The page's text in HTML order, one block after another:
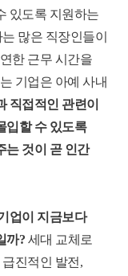
있도록 지원하는
많은 직장인들이
한 근무 시간을
기업은 아예 사내
직접적인 관련이
입할 수 있도록
는 것이 곧 인간
업이 지금보다
까? 세대 교체로
진적인 발전,